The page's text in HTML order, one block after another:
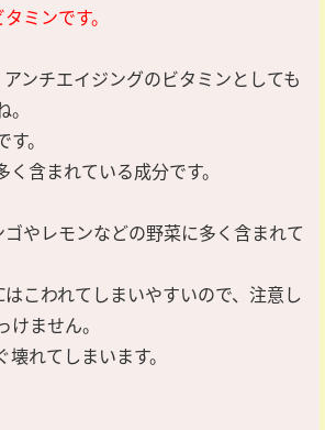
ミンです。
ンチエイジングのビタミンとしても
。
含まれている成分です。
ゴやレモンなどの野菜に多く含まれて
こわれてしまいやすいので、注意し
ません。
れてしまいます。